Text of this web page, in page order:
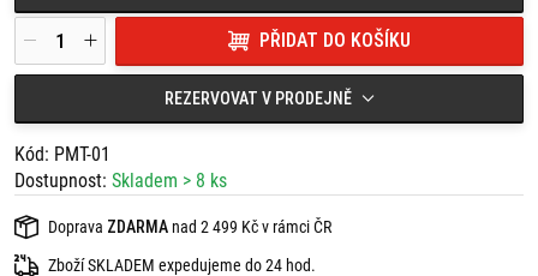
PŘIDAT DO KOŠÍKU
REZERVOVAT V PRODEJNĚ
Kód: PMT-01
Dostupnost: Skladem > 8 ks
Doprava ZDARMA nad 2 499 Kč v rámci ČR
Zboží SKLADEM expedujeme do 24 hod.